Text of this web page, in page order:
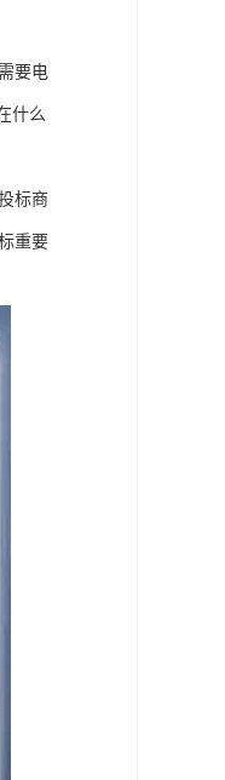
要电
什么
标商
重要